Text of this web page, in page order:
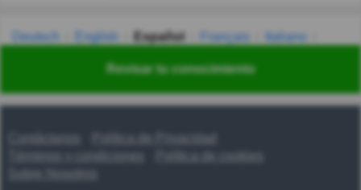
Revisar tu conocimiento
Deutsch English Español Français
Italiano
Українська हिन्दी 한국어 汉语
Contáctanos
Política de Privacidad
Términos y condiciones